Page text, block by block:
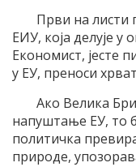
Први на листи
ЕИУ, која делује у
Економист, јесте
у ЕУ, преноси
Ако Велика
напуштање ЕУ, то
политичка
природе,